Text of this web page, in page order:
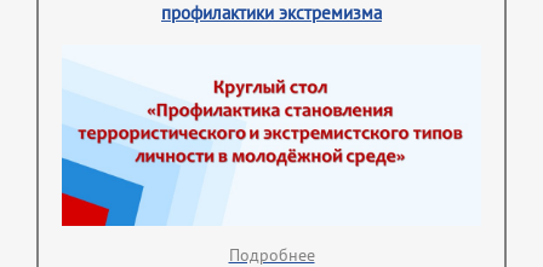
профилактики экстремизма
Подробнее